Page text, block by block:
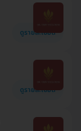
ดูรายละเอียด
ดูรายละเอียด